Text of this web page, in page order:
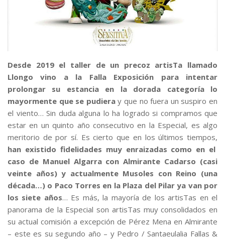
Desde 2019 el taller de un precoz artisTa llamado
Llongo vino a la Falla Exposición para intentar
prolongar su estancia en la dorada categoría lo
mayormente que se pudieray que no fuera un suspiro en
el viento… Sin duda alguna lo ha logrado si compramos que
estar en un quinto año consecutivo en la Especial, es algo
meritorio de por sí. Es cierto que en los últimos tiempos,
han existido fidelidades muy enraizadas como en el
caso de Manuel Algarra con Almirante Cadarso (casi
veinte años) y actualmente Musoles con Reino (una
década…) o Paco Torres en la Plaza del Pilar ya van por
los siete años… Es más, la mayoría de los artisTas en el
panorama de la Especial son artisTas muy consolidados en
su actual comisión a excepción de Pérez Mena en Almirante
– este es su segundo año – y Pedro / Santaeulalia Fallas &